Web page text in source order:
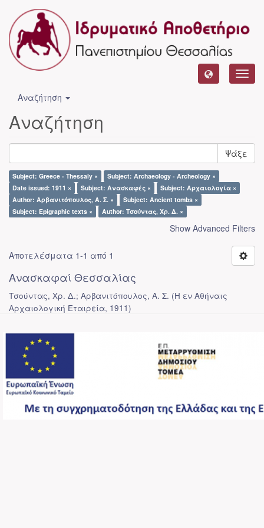
Αναζήτηση
Αναζήτηση
Ψάξε
Subject: Greece - Thessaly ×
Subject: Archaeology - Archeology ×
Date issued: 1911 ×
Subject: Ανασκαφές ×
Subject: Αρχαιολογία ×
Author: Αρβανιτόπουλος, Α. Σ. ×
Subject: Ancient tombs ×
Subject: Epigraphic texts ×
Author: Τσούντας, Χρ. Δ. ×
Show Advanced Filters
Αποτελέσματα 1-1 από 1
Ανασκαφαί Θεσσαλίας
Τσούντας, Χρ. Δ.; Αρβανιτόπουλος, Α. Σ. (Η εν Αθήναις
Αρχαιολογική Εταιρεία, 1911)